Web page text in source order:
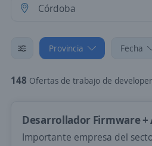
Provincia Fecha
148 Ofertas de trabajo de developer en
Desarrollador Firmware +
Importante empresa del